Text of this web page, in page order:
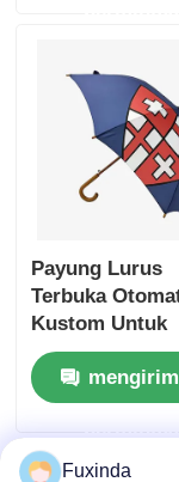
Payung Lurus
Terbuka
Kustom Untuk
Sekolah
Loyola
Fuxinda